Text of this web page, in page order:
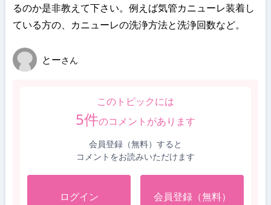
るのか是非教えて下さい。例えば気管カニューレ装着し
ている方の、カニューレの洗浄方法と洗浄回数など。
とーさん
このトピックには
5件のコメントがあります
会員登録（無料）すると
コメントをお読みいただけます
ログイン 会員登録（無料）